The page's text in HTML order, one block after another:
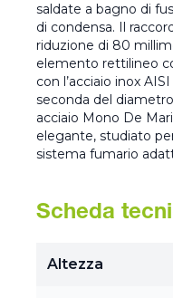
saldate a bagno di
di condensa. Il
riduzione di 80
elemento rettilineo
con l’acciaio inox
seconda del
acciaio Mono De
elegante, studiato
sistema fumario
Scheda
Altezza